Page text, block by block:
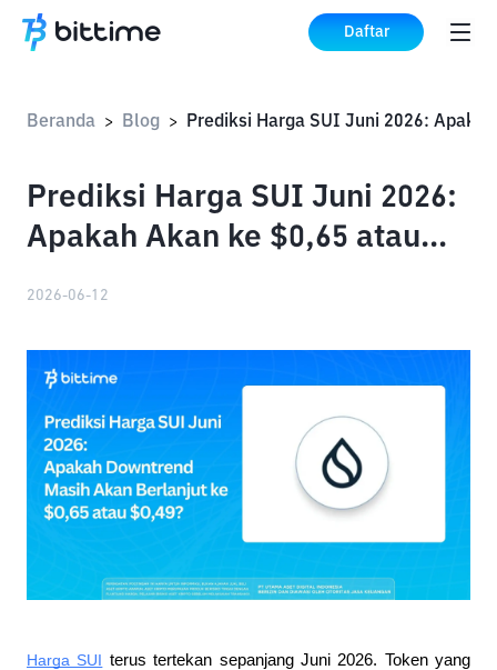
Daftar
Beranda > Blog >
Prediksi Harga SUI Juni 2026:
Apakah Akan ke $0,65 atau
2026-06-12
Harga SUI terus tertekan sepanjang Juni 2026. Token yang